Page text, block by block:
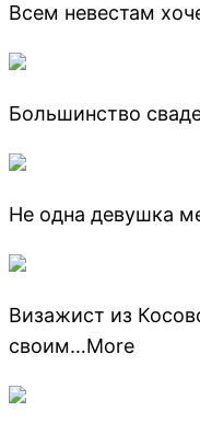
Всем невестам
Большинство
Не одна девушка
Визажист из
своим…More